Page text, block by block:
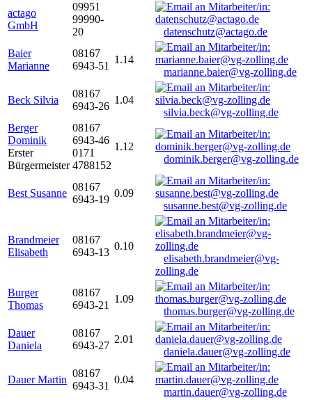
actago
GmbH
09951
99990-
20
datenschutz@actago.de
Baier
Marianne
08167
6943-51
1.14
marianne.baier@vg-zolling.de
Beck Silvia
08167
6943-26
1.04
silvia.beck@vg-zolling.de
Berger
Dominik
Erster
Bürgermeister
08167
6943-46
0171
4788152
1.12
dominik.berger@vg-zolling.de
Best Susanne
08167
6943-19
0.09
susanne.best@vg-zolling.de
Brandmeier
Elisabeth
08167
6943-13
0.10
elisabeth.brandmeier@vg-
zolling.de
Burger
Thomas
08167
6943-21
1.09
thomas.burger@vg-zolling.de
Dauer
Daniela
08167
6943-27
2.01
daniela.dauer@vg-zolling.de
Dauer Martin
08167
6943-31
0.04
martin.dauer@vg-zolling.de